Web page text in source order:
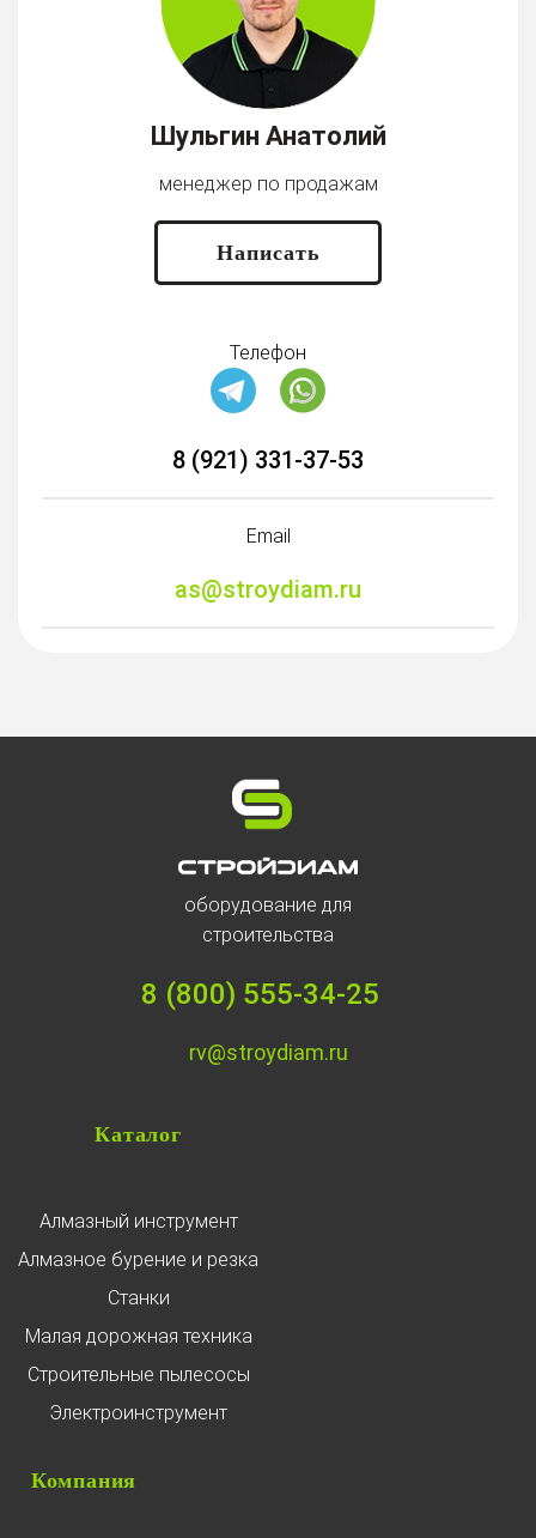
Шульгин Анатолий
менеджер по продажам
Написать
Телефон
8 (921) 331-37-53
Email
as@stroydiam.ru
оборудование для
строительства
8 (800) 555-34-25
rv@stroydiam.ru
Каталог
Алмазный инструмент
Алмазное бурение и резка
Станки
Малая дорожная техника
Строительные пылесосы
Электроинструмент
Компания